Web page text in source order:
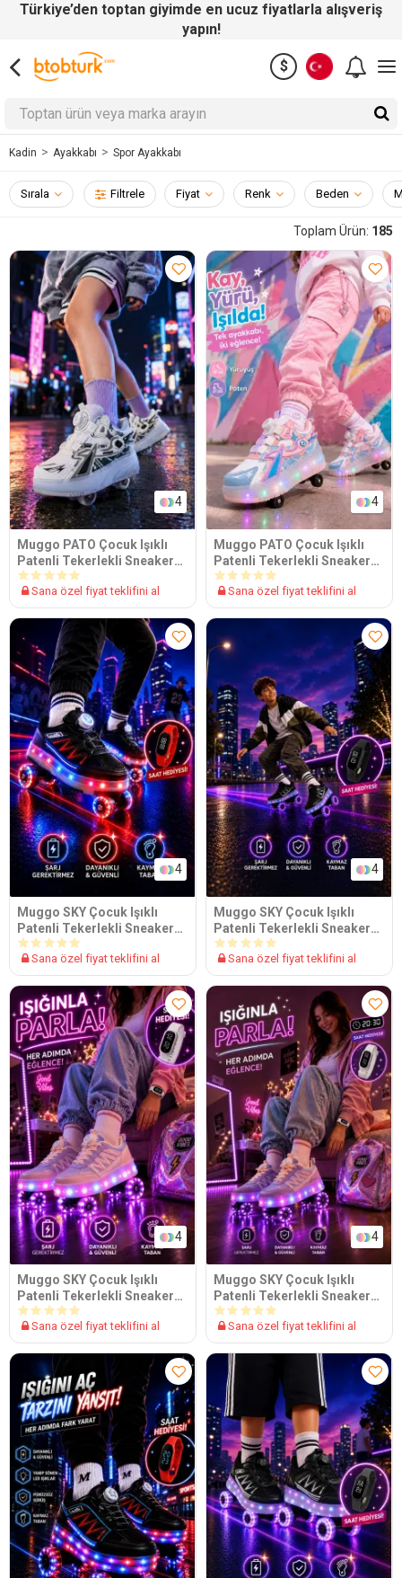
$
Kadin Ayakkabı Spor Ayakkabı
Sırala Filtrele Fiyat Renk Beden
Toplam Ürün: 185
4
Muggo PATO Çocuk Işıklı
Patenli Tekerlekli Sneaker
Spor Ayakkabı
Sana özel fiyat teklifini al
4
Muggo PATO Çocuk Işıklı
Patenli Tekerlekli Sneaker
Spor Ayakkabı
Sana özel fiyat teklifini al
4
Muggo SKY Çocuk Işıklı
Patenli Tekerlekli Sneaker
Spor Ayakkabı
Sana özel fiyat teklifini al
4
Muggo SKY Çocuk Işıklı
Patenli Tekerlekli Sneaker
Spor Ayakkabı
Sana özel fiyat teklifini al
4
Muggo SKY Çocuk Işıklı
Patenli Tekerlekli Sneaker
Spor Ayakkabı
Sana özel fiyat teklifini al
4
Muggo SKY Çocuk Işıklı
Patenli Tekerlekli Sneaker
Spor Ayakkabı
Sana özel fiyat teklifini al